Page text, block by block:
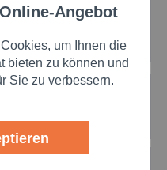
Aktiv
Aktiv
Aktiv
Angebot
um Ihnen die
bieten zu können und
Sie zu verbessern.